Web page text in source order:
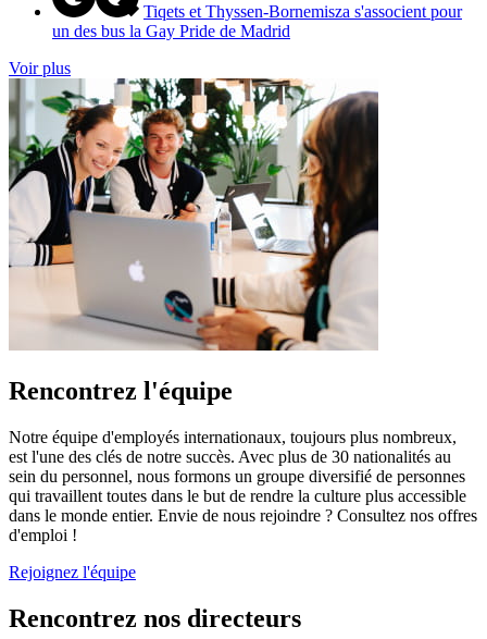
Tiqets et Thyssen-Bornemisza s'associent pour
un des bus la Gay Pride de Madrid
Voir plus
Rencontrez l'équipe
Notre équipe d'employés internationaux, toujours plus nombreux,
est l'une des clés de notre succès. Avec plus de 30 nationalités au
sein du personnel, nous formons un groupe diversifié de personnes
qui travaillent toutes dans le but de rendre la culture plus accessible
dans le monde entier. Envie de nous rejoindre ? Consultez nos offres
d'emploi !
Rejoignez l'équipe
Rencontrez nos directeurs